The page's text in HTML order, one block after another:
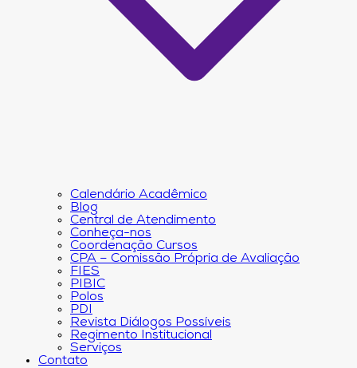
Calendário Acadêmico
Blog
Central de Atendimento
Conheça-nos
Coordenação Cursos
CPA – Comissão Própria de Avaliação
FIES
PIBIC
Polos
PDI
Revista Diálogos Possíveis
Regimento Institucional
Serviços
Contato